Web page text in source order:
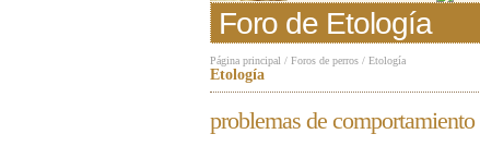
Foro de Etología
Página principal / Foros de perros / Etología
Etología
problemas de comportamiento